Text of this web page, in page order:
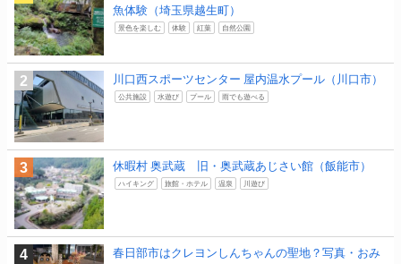
魚体験（埼玉県越生町）
景色を楽しむ 体験 紅葉 自然公園
川口西スポーツセンター 屋内温水プール（川口市）
公共施設 水遊び プール 雨でも遊べる
休暇村 奥武蔵 旧・奥武蔵あじさい館（飯能市）
ハイキング 旅館・ホテル 温泉 川遊び
春日部市はクレヨンしんちゃんの聖地？写真・おみ